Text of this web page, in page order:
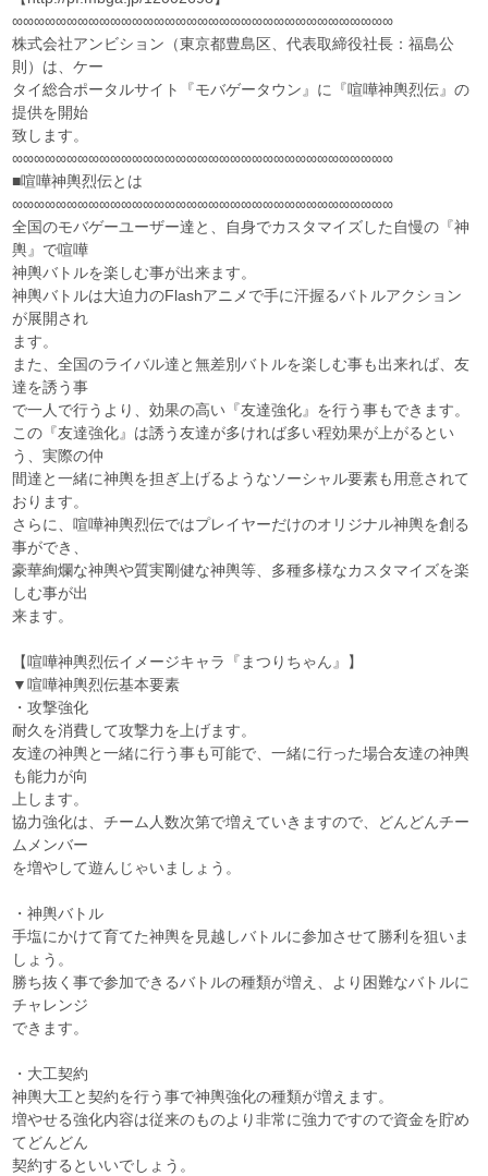
∞∞∞∞∞∞∞∞∞∞∞∞∞∞∞∞∞∞∞∞∞∞∞∞∞∞∞∞∞∞∞∞∞∞∞
株式会社アンビション（東京都豊島区、代表取締役社長：福島公
則）は、ケー
タイ総合ポータルサイト『モバゲータウン』に『喧嘩神輿烈伝』の
提供を開始
致します。
∞∞∞∞∞∞∞∞∞∞∞∞∞∞∞∞∞∞∞∞∞∞∞∞∞∞∞∞∞∞∞∞∞∞∞
■喧嘩神輿烈伝とは
∞∞∞∞∞∞∞∞∞∞∞∞∞∞∞∞∞∞∞∞∞∞∞∞∞∞∞∞∞∞∞∞∞∞∞
全国のモバゲーユーザー達と、自身でカスタマイズした自慢の『神
輿』で喧嘩
神輿バトルを楽しむ事が出来ます。
神輿バトルは大迫力のFlashアニメで手に汗握るバトルアクション
が展開され
ます。
また、全国のライバル達と無差別バトルを楽しむ事も出来れば、友
達を誘う事
で一人で行うより、効果の高い『友達強化』を行う事もできます。
この『友達強化』は誘う友達が多ければ多い程効果が上がるとい
う、実際の仲
間達と一緒に神輿を担ぎ上げるようなソーシャル要素も用意されて
おります。
さらに、喧嘩神輿烈伝ではプレイヤーだけのオリジナル神輿を創る
事ができ、
豪華絢爛な神輿や質実剛健な神輿等、多種多様なカスタマイズを楽
しむ事が出
来ます。
【喧嘩神輿烈伝イメージキャラ『まつりちゃん』】
▼喧嘩神輿烈伝基本要素
・攻撃強化
耐久を消費して攻撃力を上げます。
友達の神輿と一緒に行う事も可能で、一緒に行った場合友達の神輿
も能力が向
上します。
協力強化は、チーム人数次第で増えていきますので、どんどんチー
ムメンバー
を増やして遊んじゃいましょう。
・神輿バトル
手塩にかけて育てた神輿を見越しバトルに参加させて勝利を狙いま
しょう。
勝ち抜く事で参加できるバトルの種類が増え、より困難なバトルに
チャレンジ
できます。
・大工契約
神輿大工と契約を行う事で神輿強化の種類が増えます。
増やせる強化内容は従来のものより非常に強力ですので資金を貯め
てどんどん
契約するといいでしょう。